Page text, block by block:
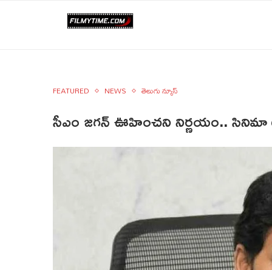
FEATURED NEWS తెలుగు న్యూస్
సీఎం జగన్ ఊహించని నిర్ణయం.. సినిమా